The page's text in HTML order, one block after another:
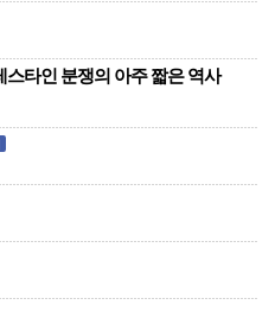
타인 분쟁의 아주 짧은 역사